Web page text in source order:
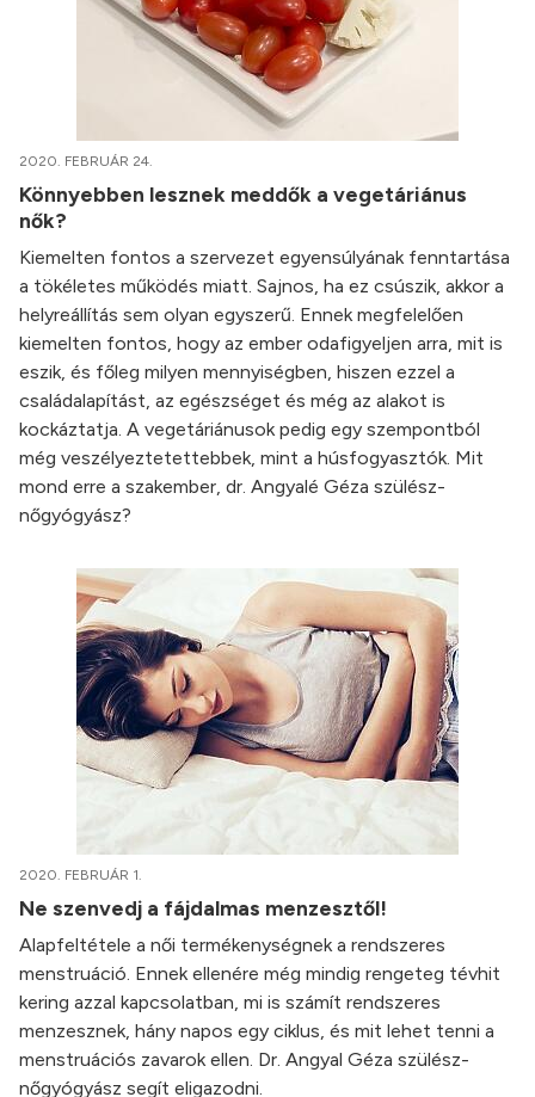
2020. FEBRUÁR 24.
Könnyebben lesznek meddők a vegetáriánus
nők?
Kiemelten fontos a szervezet egyensúlyának fenntartása
a tökéletes működés miatt. Sajnos, ha ez csúszik, akkor a
helyreállítás sem olyan egyszerű. Ennek megfelelően
kiemelten fontos, hogy az ember odafigyeljen arra, mit is
eszik, és főleg milyen mennyiségben, hiszen ezzel a
családalapítást, az egészséget és még az alakot is
kockáztatja. A vegetáriánusok pedig egy szempontból
még veszélyeztetettebbek, mint a húsfogyasztók. Mit
mond erre a szakember, dr. Angyalé Géza szülész-
nőgyógyász?
2020. FEBRUÁR 1.
Ne szenvedj a fájdalmas menzesztől!
Alapfeltétele a női termékenységnek a rendszeres
menstruáció. Ennek ellenére még mindig rengeteg tévhit
kering azzal kapcsolatban, mi is számít rendszeres
menzesznek, hány napos egy ciklus, és mit lehet tenni a
menstruációs zavarok ellen. Dr. Angyal Géza szülész-
nőgyógyász segít eligazodni.